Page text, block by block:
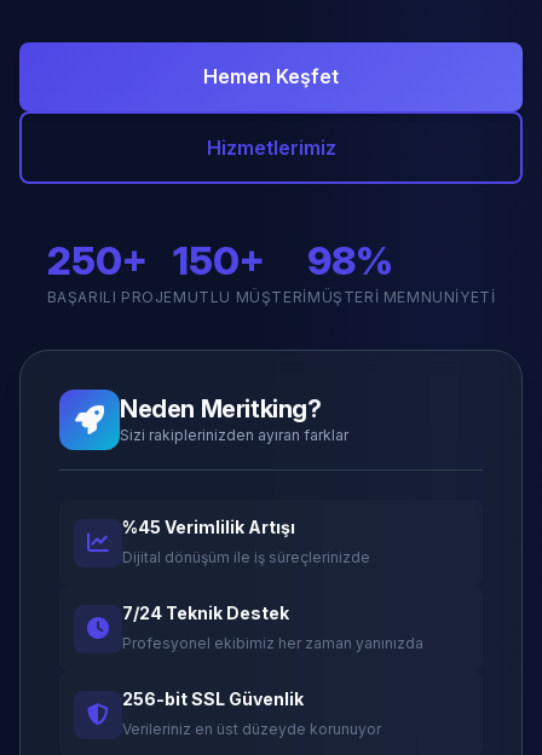
Hemen Keşfet
Hizmetlerimiz
250+
BAŞARILI PROJE
150+
MUTLU MÜŞTERI
98%
MÜŞTERI MEMNUNIYETI
Neden Meritking?
Sizi rakiplerinizden ayıran farklar
%45 Verimlilik Artışı
Dijital dönüşüm ile iş süreçlerinizde
7/24 Teknik Destek
Profesyonel ekibimiz her zaman yanınızda
256-bit SSL Güvenlik
Verileriniz en üst düzeyde korunuyor